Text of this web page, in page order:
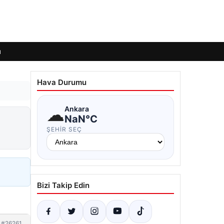
Hava Durumu
☁Ankara
NaN°C
ŞEHIR SEÇ
Bizi Takip Edin